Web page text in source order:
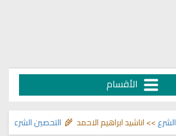
الأقسام
التحصين الشرعي>> اناشيد ابراهيم الاحمد 🌾